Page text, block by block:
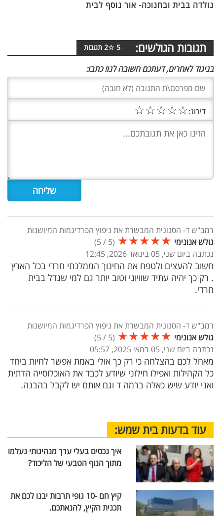
נולדה בבית ובחנוכה- אור נוסף לבית
תגובות הגולשים: 5
☆
2 תגובות
בניגוד לאחרים, דעתכם חשובה לנו! כתבו:
דירוג:☆
☆
☆
☆
☆
רמב"ש ד- הסנונית המבשרת את ניפוץ הפרדיגמות המיושנות
גולש אנונימי ★
★
★
★
★
(
5
/
5
)
נכתבה ביום שני, 05 בינואר 2026, 12:45
חשוב להעצים ולטפח את החינוך הממלכתי חרדי בכל הארץ
. רק כך יהיה עתיד שוויוני וטוב יותר גם למי שגדל בבית
חרדי.
רמב"ש ד- הסנונית המבשרת את ניפוץ הפרדיגמות המיושנות
גולש אנונימי ★
★
★
★
★
(
5
/
5
)
נכתבה ביום שני, 05 במאי 2025, 05:57
מאחל לכם בהצלחה כי רק כך אולי באמת אפשר לחיות ביחד
כל הקהילות ואפילו חילוני שיודע לכבד את האוכלוסייה הדתית
ואני יודע שיש כאלה ברמה ד וגם אותם יש לקבל בהבנה.
עוד בדעות בית שמש:
איך נכסים בעלי ערך מנהיגותי נעלמו
מתוך הנוף הטבעי של הליכוד?
קיץ חם -10 גופי תרבות יבנו לכם את
תכנית הקיץ, להנאתכם.